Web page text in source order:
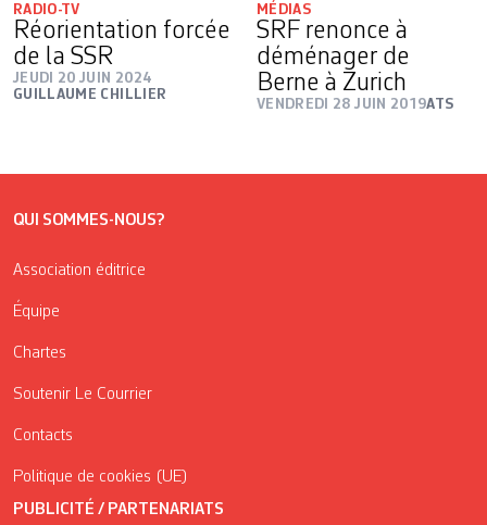
RADIO-TV
Réorientation forcée
de la SSR
JEUDI 20 JUIN 2024
GUILLAUME CHILLIER
MÉDIAS
SRF renonce à
déménager de
Berne à Zurich
VENDREDI 28 JUIN 2019ATS
QUI SOMMES-NOUS?
Association éditrice
Équipe
Chartes
Soutenir Le Courrier
Contacts
Politique de cookies (UE)
PUBLICITÉ / PARTENARIATS